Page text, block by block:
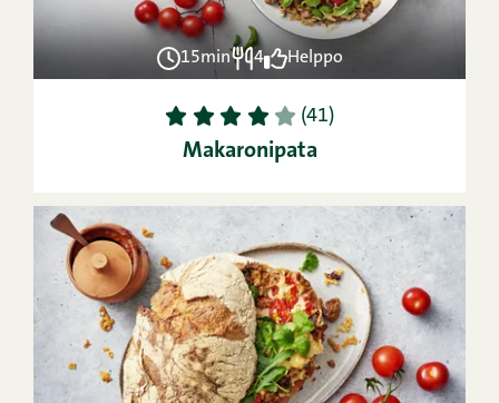
15min 4 Helppo
1 2 3 4 5 (41)
Makaronipata